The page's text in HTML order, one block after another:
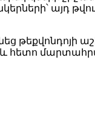
այդ
թեքվոնդոյի
հետո